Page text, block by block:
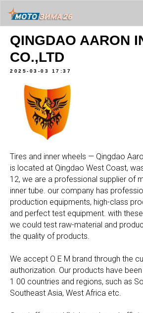
QINGDAO AARON
CO.,LTD
2025-03-03 17:37
Tires and inner wheels — Qingdao
is located at Qingdao West Coast,
12, we are a professional supplier of
inner tube. our company has
production equipments, high-class
and perfect test equipment. with
we could test raw-material and
the quality of products.
We accept O E M brand through the
authorization. Our products have
1 00 countries and regions, such as
Southeast Asia, West Africa etc.